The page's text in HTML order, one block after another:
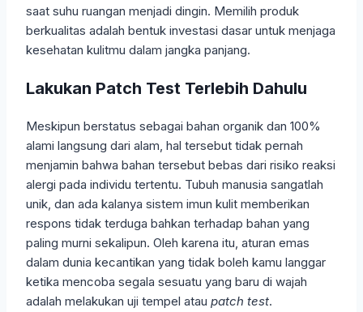
saat suhu ruangan menjadi dingin. Memilih produk
berkualitas adalah bentuk investasi dasar untuk menjaga
kesehatan kulitmu dalam jangka panjang.
Lakukan Patch Test Terlebih Dahulu
Meskipun berstatus sebagai bahan organik dan 100%
alami langsung dari alam, hal tersebut tidak pernah
menjamin bahwa bahan tersebut bebas dari risiko reaksi
alergi pada individu tertentu. Tubuh manusia sangatlah
unik, dan ada kalanya sistem imun kulit memberikan
respons tidak terduga bahkan terhadap bahan yang
paling murni sekalipun. Oleh karena itu, aturan emas
dalam dunia kecantikan yang tidak boleh kamu langgar
ketika mencoba segala sesuatu yang baru di wajah
adalah melakukan uji tempel atau patch test.